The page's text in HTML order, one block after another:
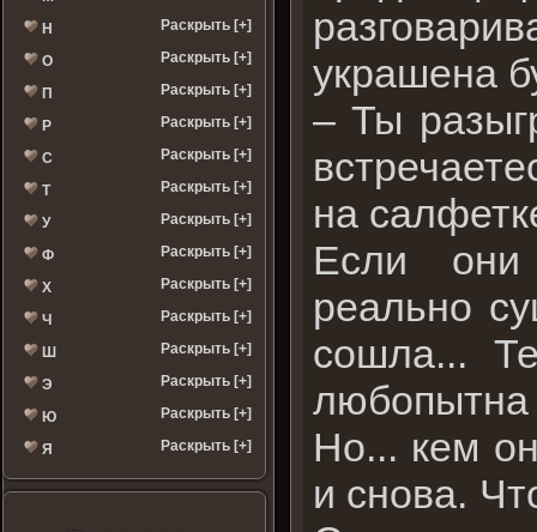
Н Раскрыть [+]
О Раскрыть [+]
П Раскрыть [+]
Р Раскрыть [+]
С Раскрыть [+]
Т Раскрыть [+]
У Раскрыть [+]
Ф Раскрыть [+]
Х Раскрыть [+]
Ч Раскрыть [+]
Ш Раскрыть [+]
Э Раскрыть [+]
Ю Раскрыть [+]
Я Раскрыть [+]
украшена
– Ты
на
Если они
реально
сошла...
любопытна
Но... кем
и снова.